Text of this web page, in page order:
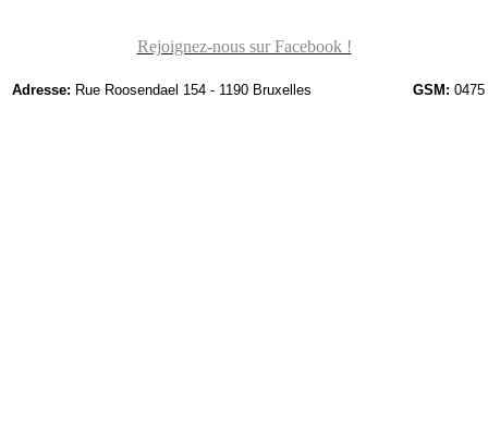
Rejoignez-nous sur Facebook !
Adresse: Rue Roosendael 154 - 1190 Bruxelles GSM: